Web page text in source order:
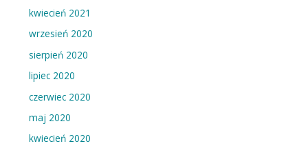
kwiecień 2021
wrzesień 2020
sierpień 2020
lipiec 2020
czerwiec 2020
maj 2020
kwiecień 2020